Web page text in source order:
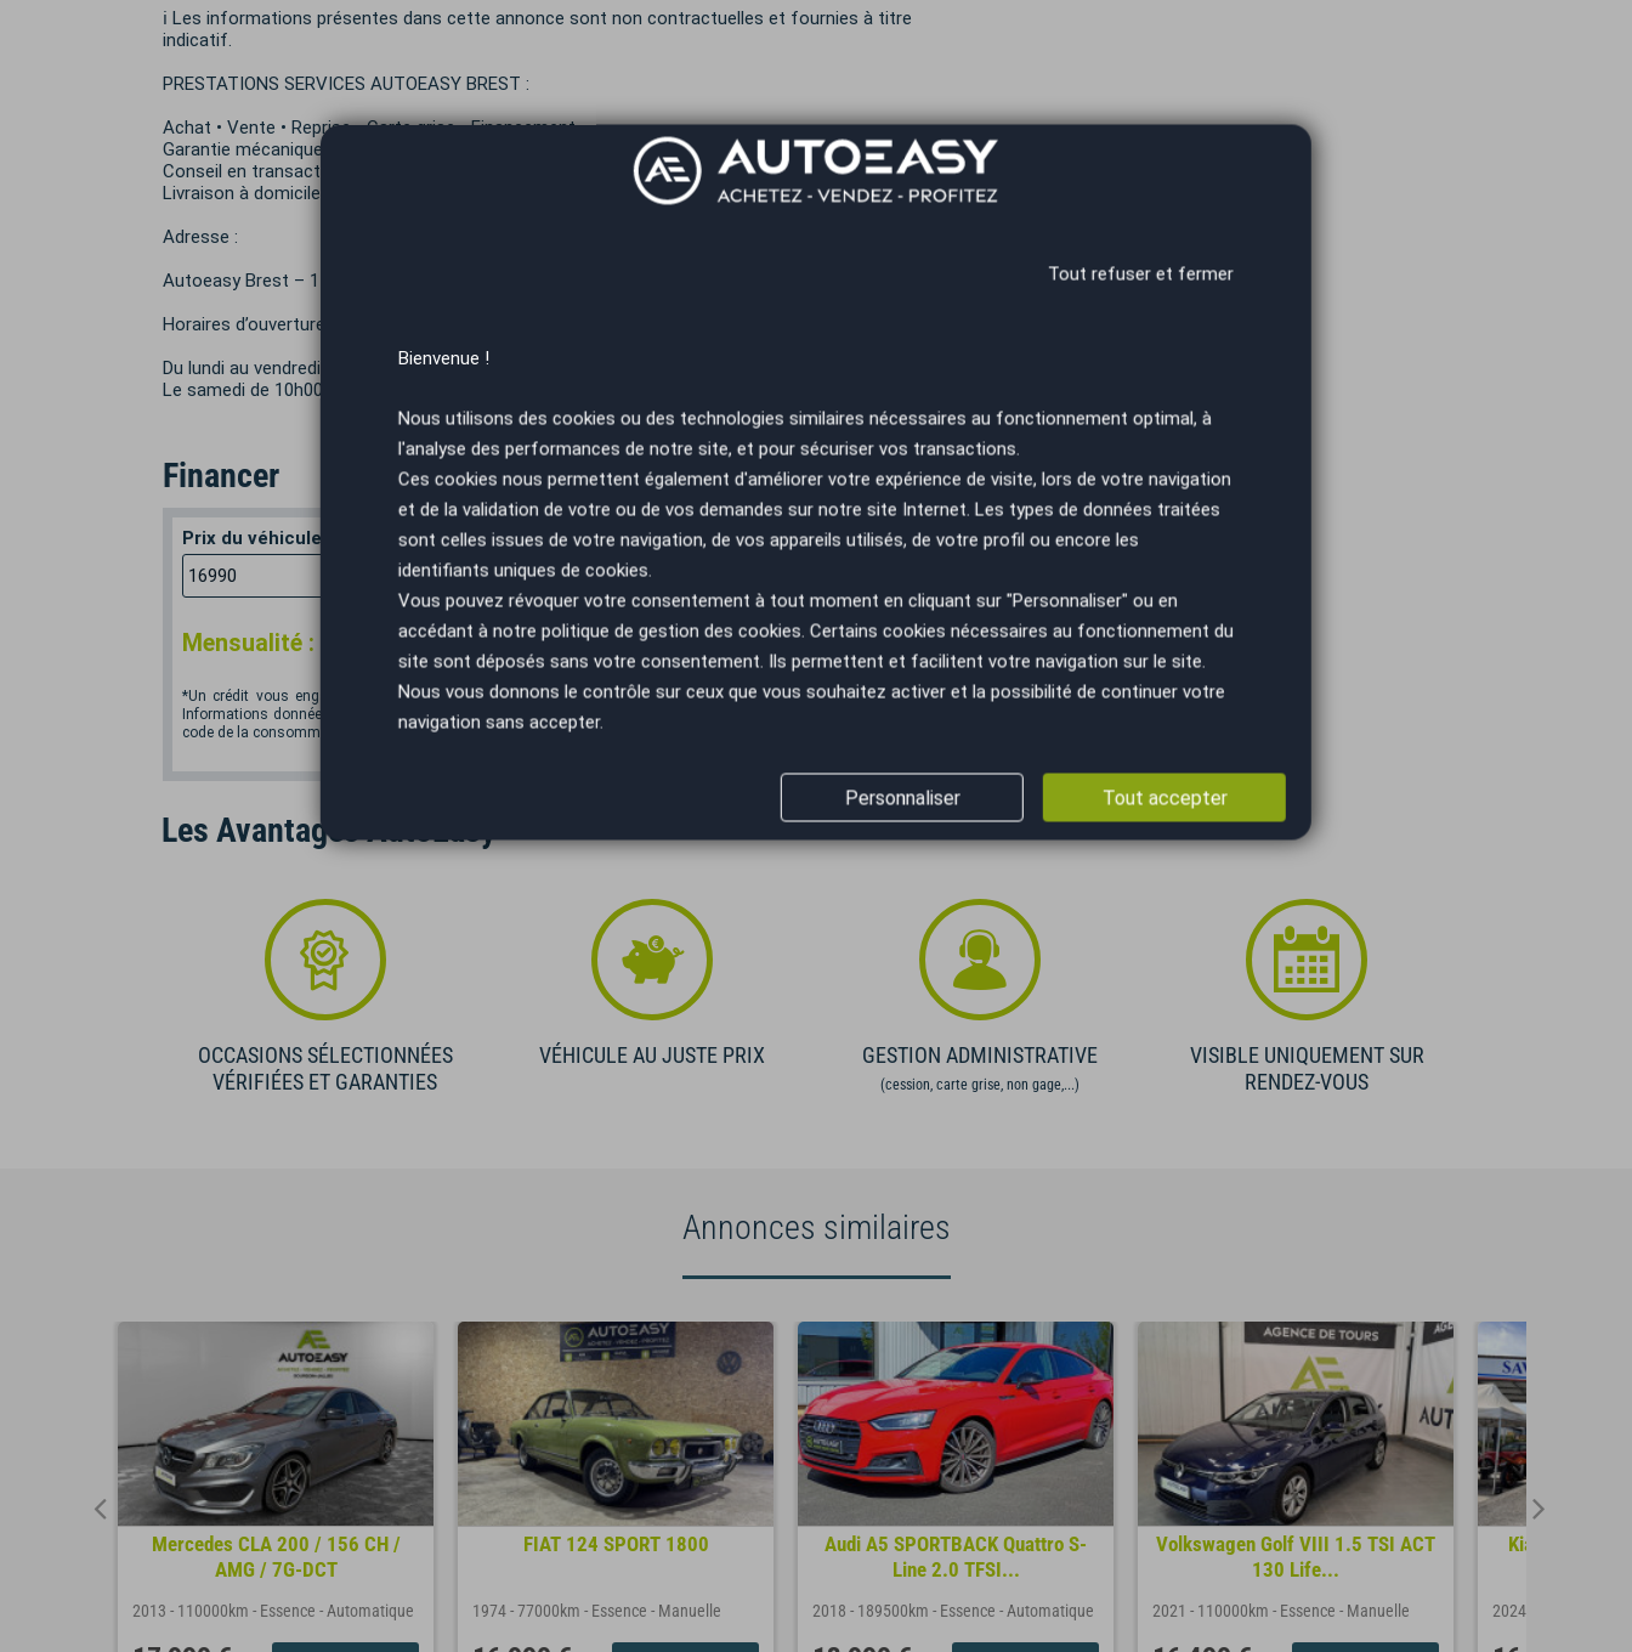
ℹ️ Les informations présentes dans cette annonce sont non contractuelles et fournies à titre
indicatif.
PRESTATIONS SERVICES AUTOEASY BREST :
Achat • Vente • Reprise • Carte grise • Financement
Garantie mécanique jusqu’à 48 mois • Sécurisation du paiement
Conseil en transaction automobile • Nettoyage professionnel avant livraison
Livraison à domicile (max 100 km) • Prise en charge gare/aéroport
Adresse :
Autoeasy Brest – 14 Ter Rue Henri Becquerel, 29850 Gouesnou
Horaires d’ouverture :
Du lundi au vendredi de 10h00 à 18h30
Le samedi de 10h00 à 15h00
Financer
Prix du véhicule
€
Apport en € Durée
Mensualité : €/mois * Recevoir la simulation
*Un crédit vous engage et doit être remboursé. Vérifiez vos capacités de remboursement avant de vous engager.
Informations données à titre indicatif et non contractuelles. Afin de respecter les dispositions de l'article L331.-4 du
code de la consommation. Crédit sans assurance. Voir conditions en agence.
Les Avantages AutoEasy
OCCASIONS SÉLECTIONNÉES
VÉRIFIÉES ET GARANTIES
VÉHICULE AU JUSTE PRIX GESTION ADMINISTRATIVE
(cession, carte grise, non gage,...)
VISIBLE UNIQUEMENT SUR
RENDEZ-VOUS
Annonces similaires
Mercedes CLA 200 / 156 CH /
AMG / 7G-DCT
2013 - 110000km - Essence - Automatique
FIAT 124 SPORT 1800
1974-77000km - Essence - Manuelle
Audi A5 SPORTBACK Quattro S-
Line 2.0 TFSI...
2018 - 189500km - Essence - Automatique
Volkswagen Golf VIII 1.5 TSI ACT
130 Life...
2021 - 110000km - Essence - Manuelle
Kia Ceed 1.0
2024
Tout refuser et fermer
Bienvenue !
Nous utilisons des cookies ou des technologies similaires nécessaires au fonctionnement optimal, à
l'analyse des performances de notre site, et pour sécuriser vos transactions.
Ces cookies nous permettent également d'améliorer votre expérience de visite, lors de votre navigation
et de la validation de votre ou de vos demandes sur notre site Internet. Les types de données traitées
sont celles issues de votre navigation, de vos appareils utilisés, de votre profil ou encore les
identifiants uniques de cookies.
Vous pouvez révoquer votre consentement à tout moment en cliquant sur "Personnaliser" ou en
accédant à notre politique de gestion des cookies. Certains cookies nécessaires au fonctionnement du
site sont déposés sans votre consentement. Ils permettent et facilitent votre navigation sur le site.
Nous vous donnons le contrôle sur ceux que vous souhaitez activer et la possibilité de continuer votre
navigation sans accepter.
Tout accepter
Personnaliser